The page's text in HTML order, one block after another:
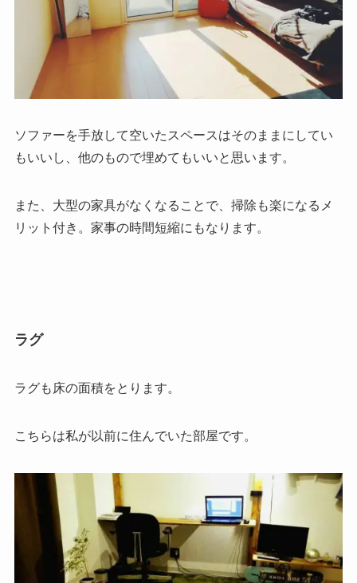
ソファーを手放して空いたスペースはそのままにしてい
もいいし、他のもので埋めてもいいと思います。
また、大型の家具がなくなることで、掃除も楽になるメ
リット付き。家事の時間短縮にもなります。
ラグ
ラグも床の面積をとります。
こちらは私が以前に住んでいた部屋です。